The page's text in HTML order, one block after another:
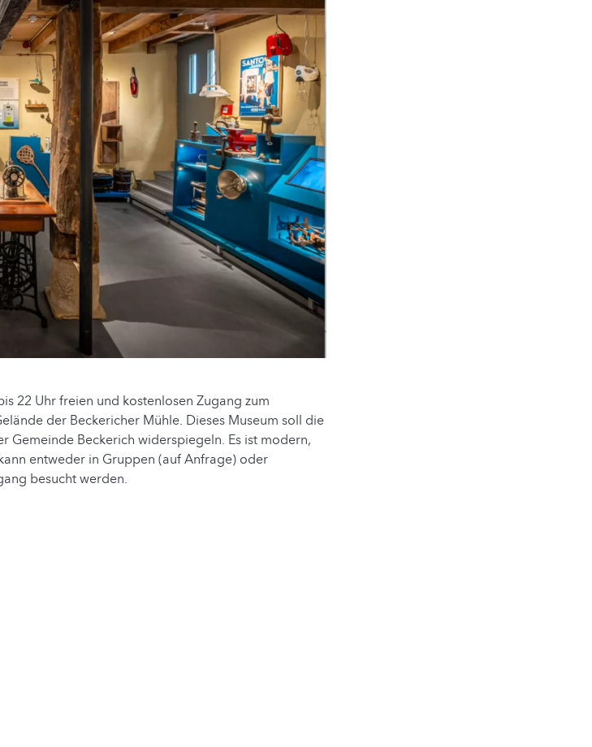
22 Uhr freien und kostenlosen Zugang zum
der Beckericher Mühle. Dieses Museum soll die
Gemeinde Beckerich widerspiegeln. Es ist modern,
entweder in Gruppen (auf Anfrage) oder
besucht werden.